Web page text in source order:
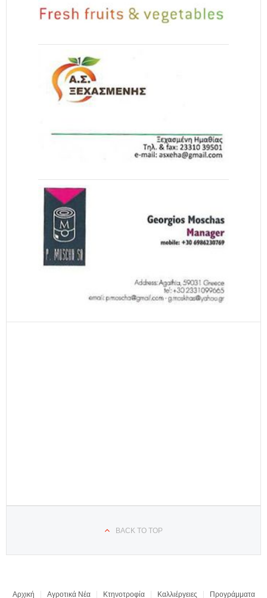
BACK TO TOP
Αρχική Αγροτικά Νέα Κτηνοτροφία Καλλιέργειες Προγράμματα